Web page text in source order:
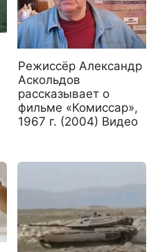
Режиссёр Александр
Аскольдов
рассказывает о
фильме «Комиссар»,
1967 г. (2004) Видео